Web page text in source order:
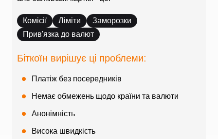
Комісії Ліміти
Заморозки
Прив'язка до валют
Біткоїн вирішує ці проблеми:
Платіж без посередників
Немає обмежень щодо країни та валюти
Анонімність
Висока швидкість